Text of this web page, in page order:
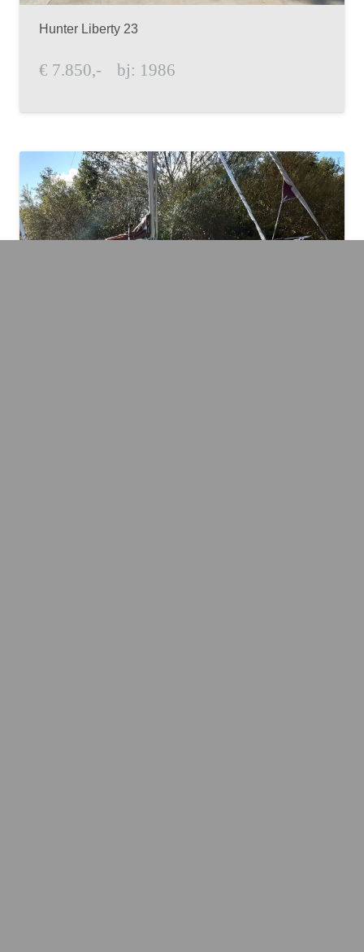
Hunter Liberty 23
€ 7.850,- bj: 1986